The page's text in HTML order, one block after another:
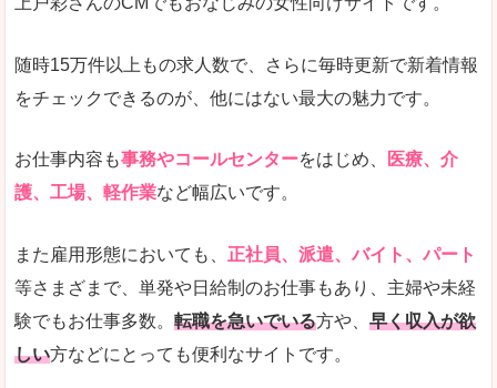
詳しい説明 サイト内の検索の人気ワードで英語や中国語など
人気度 普通のマイナビの方を使っている方が多く、女
さまざまな検索機能が充実しており、条件面やこ
ただし、求人情報が少し見づらいです。
「マイナビ転職女性のおしごと」で「南宇和郡
愛南町」の
求人を含んだページを見てみる
随時15万件以上もの求人数で、さらに毎時更新で新着情報
をチェックできるのが、他にはない最大の魅力です。
お仕事内容も事務やコールセンターをはじめ、
医療、介
護、工場、軽作業など幅広いです。
また雇用形態においても、 正社員、派遣、バイト、パート
等さまざまで、単発や日給制のお仕事もあり、主婦や未経
験でもお仕事多数。 転職を急いでいる方や、 早く収入が欲
しい方などにとっても便利なサイトです。